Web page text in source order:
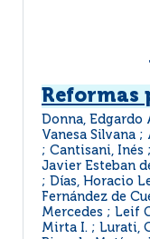
Reformas
Donna, Edgardo
Vanesa Silvana
; Cantisani, Inés
Javier Esteban
; Días, Horacio
Fernández de
Mercedes ; Leif
Mirta I. ; Lurati,